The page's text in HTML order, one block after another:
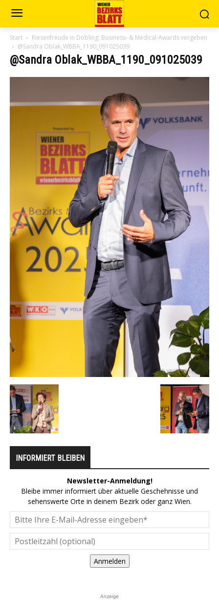
Start
Riesenfreude in Döbling: Business- & Medical-Awards vergeben
@Sandra Oblak_WBBA_1190_091025039
@Sandra Oblak_WBBA_1190_091025039
INFORMIERT BLEIBEN
Newsletter-Anmeldung!
Bleibe immer informiert über aktuelle Geschehnisse und
sehenswerte Orte in deinem Bezirk oder ganz Wien.
Anmelden
Anzeige